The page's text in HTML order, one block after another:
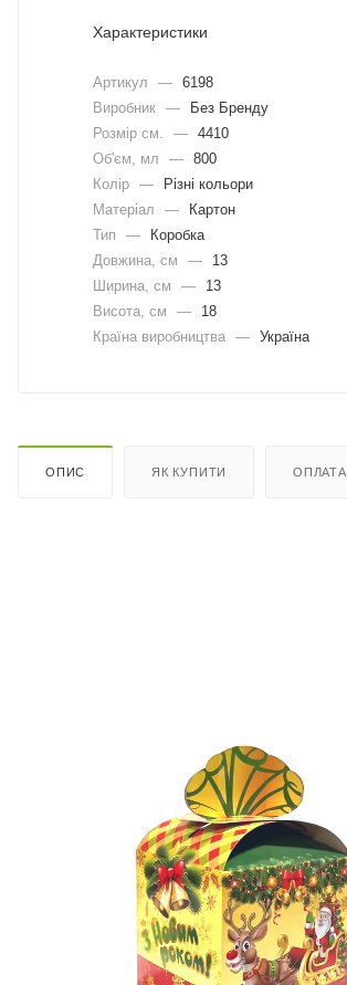
Характеристики
Артикул — 6198
Виробник —
Без Бренду
Розмір см.
— 4410
Об'єм, мл
— 800
Колір —
Різні кольори
Матеріал
—
Картон
Тип
—
Коробка
Довжина, cм
—
13
Ширина, cм
—
13
Висота, см
—
18
Країна виробництва — Україна
ОПИС ЯК КУПИТИ ОПЛАТА